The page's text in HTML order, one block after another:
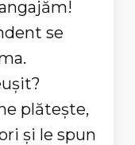
se
plăteşte,
şi le spun